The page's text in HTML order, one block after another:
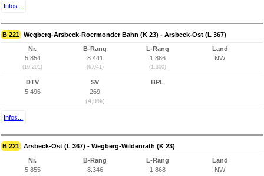
Infos...
B 221 Wegberg-Arsbeck-Roermonder Bahn (K 23) - Arsbeck-Ost (L 367)
Nr.
5.854
(10.291)
B-Rang
8.441
(6.041)
L-Rang
1.886
(1.300)
Land
NW
DTV
5.496
SV
269
(4,9%)
BPL
Infos...
B 221 Arsbeck-Ost (L 367) - Wegberg-Wildenrath (K 23)
Nr.
5.855
B-Rang
8.346
L-Rang
1.868
Land
NW